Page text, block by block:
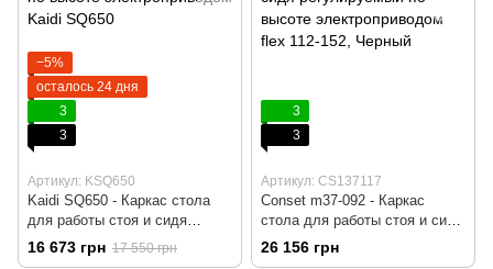
−5%
осталось 24 дня
3
3
Артикул: KSQ650
Kaidi SQ650 - Каркас стола
для работы стоя и сидя
регулируемый по высоте
электроприводом, Серый,
16 673 грн 17 550 грн
3
3
Артикул: CS137117
Conset m37-092 - Каркас
стола для работы стоя и сидя
регулируемый по высоте
электроприводом, Белый,
26 156 грн